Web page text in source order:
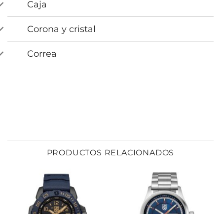
Caja
Corona y cristal
Correa
PRODUCTOS RELACIONADOS